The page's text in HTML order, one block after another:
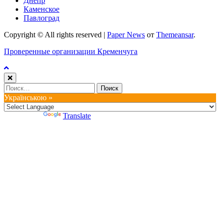
Каменское
Павлоград
Copyright © All rights reserved | Paper News от Themeansar.
Проверенные организации Кременчуга
Найти:
Українською »
Translate